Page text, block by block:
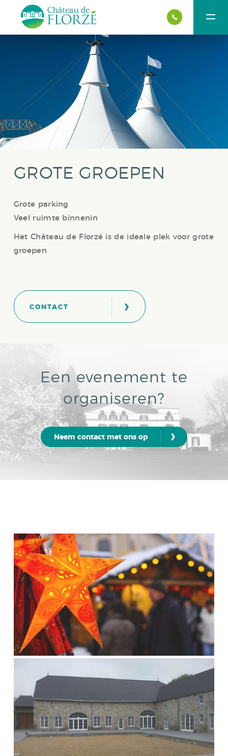
GROTE GROEPEN
Grote parking
Veel ruimte binnenin
Het Château de Florzé is de ideale plek voor grote
groepen
CONTACT ›
Een evenement te
organiseren?
Neem contact met ons op ›